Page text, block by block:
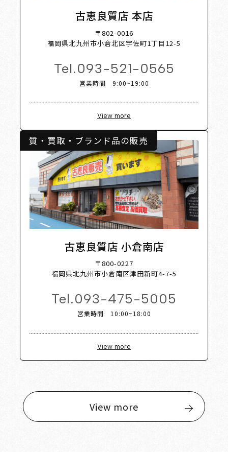
古恵良質店 本店
〒802-0016
福岡県北九州市小倉北区宇佐町1丁目12-5
Tel.093-521-0565
営業時間 9:00~19:00
View more
質・買取・ブランド品の販売
古恵良質店 小倉南店
〒800-0227
福岡県北九州市小倉南区津田新町4-7-5
Tel.093-475-5005
営業時間 10:00~18:00
View more
View more